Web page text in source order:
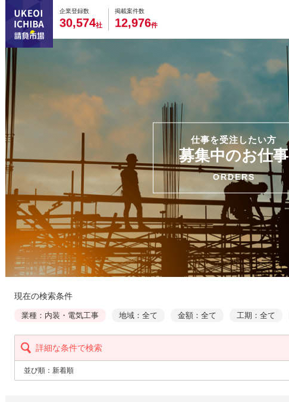
企業登録数
0
3
0
0,
0
5
0
74社
掲載案件数
0
1
0
2,
0
9
0
76件
仕事を受注したい方
募集中のお仕事
ORDERS
現在の検索条件
業種：内装・電気工事 地域：全て 金額：全て 工期：全て
詳細な条件で検索
並び順： 新着順